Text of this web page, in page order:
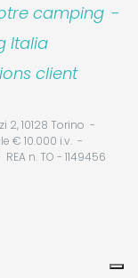
camping -
Italia
client
2, 10128 Torino
€ 10.000 i.v.
REA n. TO - 1149456